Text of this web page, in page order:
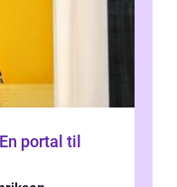
portal til